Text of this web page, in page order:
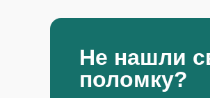
Не нашли
поломку?